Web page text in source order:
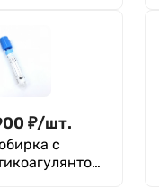
с
100
₽/шт.
с